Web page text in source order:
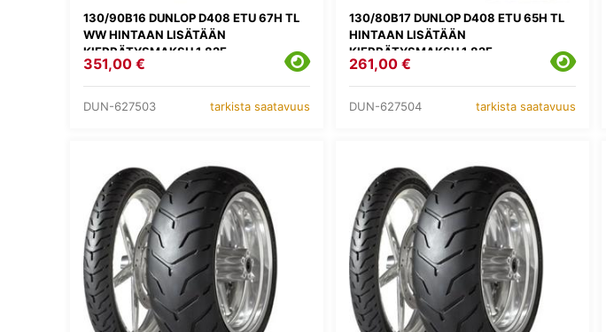
130/90B16 DUNLOP D408 ETU 67H TL
WW HINTAAN LISÄTÄÄN
KIERRÄTYSMAKSU 1,82E
351,00 €
DUN-627503 tarkista saatavuus
130/80B17 DUNLOP D408 ETU 65H TL
HINTAAN LISÄTÄÄN
KIERRÄTYSMAKSU 1,82E
261,00 €
DUN-627504 tarkista saatavuus